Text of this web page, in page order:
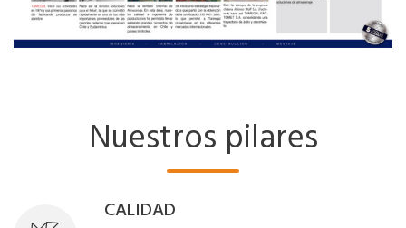
Nuestros pilares
CALIDAD